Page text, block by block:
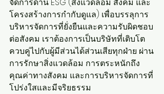
โครงสร้างการกำกับดูแล) เพื่อบรรลุการ
บริหารจัดการที่ยั่งยืนและความรับผิดชอบ
ต่อสังคม เราต้องการเป็นบริษัทที่เติบโต
ควบคู่ไปกับผู้มีส่วนได้ส่วนเสียทุกฝ่าย ผ่าน
การรักษาสิ่งแวดล้อม การตระหนักถึง
คุณค่าทางสังคม และการบริหารจัดการที่
โปร่งใสและมีจริยธรรม